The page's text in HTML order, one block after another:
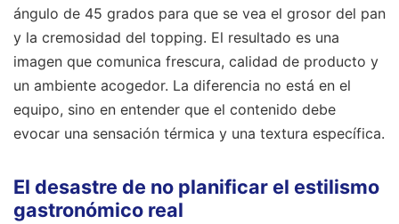
ángulo de 45 grados para que se vea el grosor del pan
y la cremosidad del topping. El resultado es una
imagen que comunica frescura, calidad de producto y
un ambiente acogedor. La diferencia no está en el
equipo, sino en entender que el contenido debe
evocar una sensación térmica y una textura específica.
El desastre de no planificar el estilismo
gastronómico real